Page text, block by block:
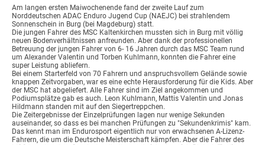
Am langen ersten Maiwochenende fand der zweite Lauf zum
Norddeutschen ADAC Enduro Jugend Cup (NAEJC) bei strahlendem
Sonnenschein in Burg (bei Magdeburg) statt.
Die jungen Fahrer des MSC Kaltenkirchen mussten sich in Burg mit völlig
neuen Bodenverhältnissen anfreunden. Aber dank der professionellen
Betreuung der jungen Fahrer von 6- 16 Jahren durch das MSC Team rund
um Alexander Valentin und Torben Kuhlmann, konnten die Fahrer eine
super Leistung abliefern.
Bei einem Starterfeld von 70 Fahrern und anspruchsvollem Gelände sowie
knappen Zeitvorgaben, war es eine echte Herausforderung für die Kids. Aber
der MSC hat abgeliefert. Alle Fahrer sind im Ziel angekommen und
Podiumsplätze gab es auch. Leon Kuhlmann, Mattis Valentin und Jonas
Hildmann standen mit auf den Siegertreppchen.
Die Zeitergebnisse der Einzelprüfungen lagen nur wenige Sekunden
auseinander, so dass es bei manchen Prüfungen zu "Sekundenkrimis" kam.
Das kennt man im Endurosport eigentlich nur von erwachsenen A-Lizenz-
Fahrern, die um die Deutsche Meisterschaft kämpfen. Aber die Fahrer des